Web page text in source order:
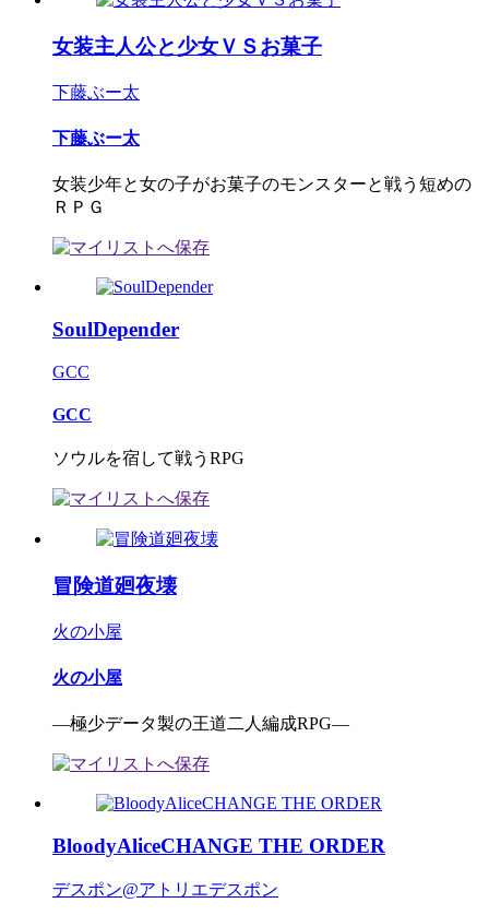
女装主人公と少女ＶＳお菓子
下藤ぶー太
下藤ぶー太
女装少年と女の子がお菓子のモンスターと戦う短めの
ＲＰＧ
SoulDepender
GCC
GCC
ソウルを宿して戦うRPG
冒険道廻夜壊
火の小屋
火の小屋
―極少データ製の王道二人編成RPG―
BloodyAliceCHANGE THE ORDER
デスポン@アトリエデスポン